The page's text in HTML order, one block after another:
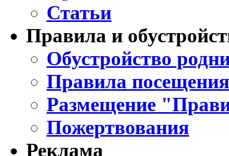
Статьи
Правила и
Обустройство
Правила
Размещение
Пожертвования
Реклама